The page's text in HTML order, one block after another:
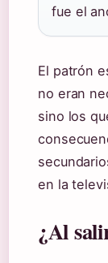
fue el
El patrón
no eran
sino los
en la
¿Al